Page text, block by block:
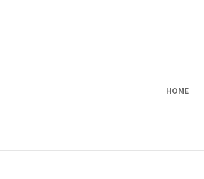
HOME